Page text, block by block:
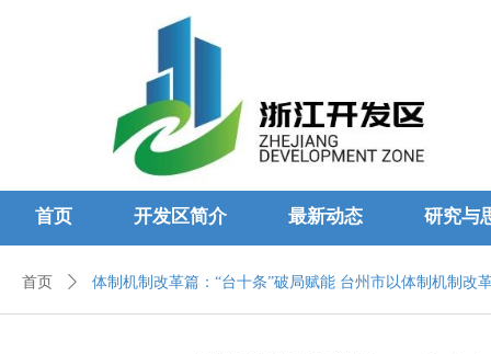
首页 开发区简介 最新动态 研究与
首页 ꄲ 体制机制改革篇：“台十条”破局赋能 台州市以体制机制改